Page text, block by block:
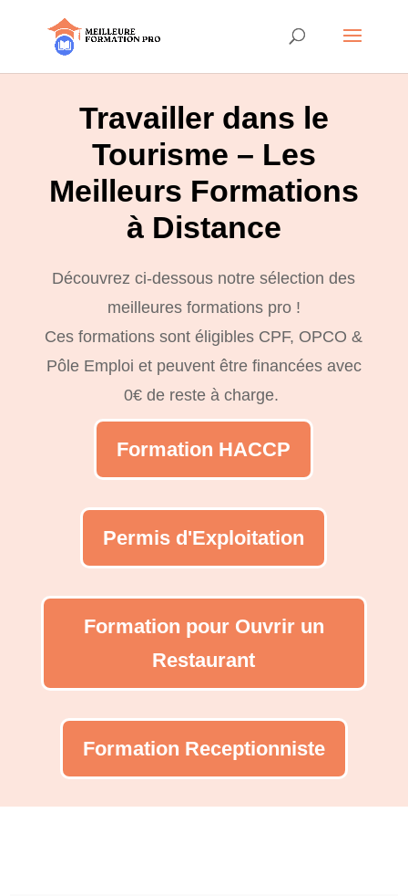
Travailler dans le
Tourisme – Les
Meilleurs Formations
à Distance
Découvrez ci-dessous notre sélection des
meilleures formations pro !
Ces formations sont éligibles CPF, OPCO &
Pôle Emploi et peuvent être financées avec
0€ de reste à charge.
Formation HACCP
Permis d'Exploitation
Formation pour Ouvrir un
Restaurant
Formation Receptionniste